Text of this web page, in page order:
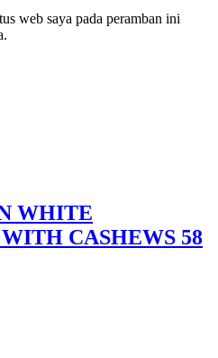
web saya pada peramban ini
WHITE
CASHEWS 58